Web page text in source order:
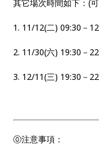
其它場次時間如下：(
1. 11/12(二) 09:30－
2. 11/30(六) 19:30－
3. 12/11(三) 19:30－
⓪注意事項：